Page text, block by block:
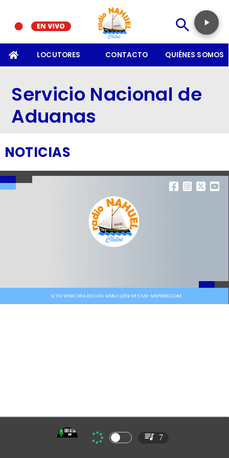
LOCUTORES CONTACTO QUIÉNES SOMOS
Servicio Nacional de
Aduanas
NOTICIAS
SITIO WEB CREADO CON MSBUILDER DE CMS-MSPRESS.COM
7